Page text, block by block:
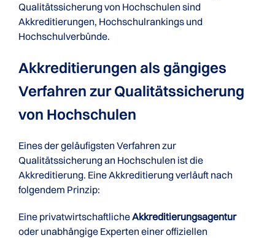
Qualitätssicherung von Hochschulen sind
Akkreditierungen, Hochschulrankings und
Hochschulverbünde.
Akkreditierungen als gängiges
Verfahren zur Qualitätssicherung
von Hochschulen
Eines der geläufigsten Verfahren zur
Qualitätssicherung an Hochschulen ist die
Akkreditierung. Eine Akkreditierung verläuft nach
folgendem Prinzip:
Eine privatwirtschaftlicheAkkreditierungsagentur
oder unabhängige Experten einer offiziellen